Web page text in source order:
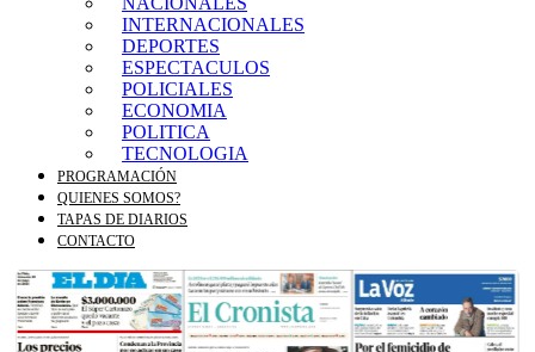
INTERNACIONALES
DEPORTES
ESPECTACULOS
POLICIALES
ECONOMIA
POLITICA
TECNOLOGIA
PROGRAMACIÓN
QUIENES SOMOS?
TAPAS DE DIARIOS
CONTACTO